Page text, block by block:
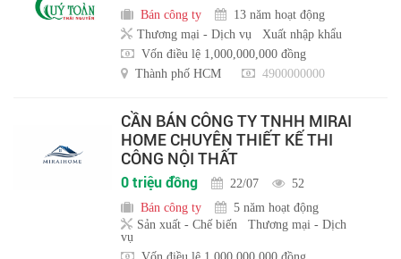
Bán công ty
13 năm hoạt động
Thương mại - Dịch vụ
Xuất nhập khẩu
Vốn điều lệ 1,000,000,000 đồng
Thành phố HCM
4900000000
CẦN BÁN CÔNG TY TNHH MIRAI
HOME CHUYÊN THIẾT KẾ THI
CÔNG NỘI THẤT
0 triệu đồng 22/07
52
Bán công ty
5 năm hoạt động
Sản xuất - Chế biến
Thương mại - Dịch
vụ
Vốn điều lệ 1,000,000,000 đồng